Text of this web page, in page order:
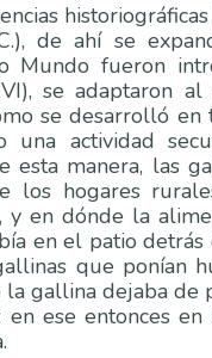
de ahí se
Mundo fueron
se adaptaron
se desarrolló
una actividad
esta manera, las
los hogares
y en dónde la
en el patio
que ponían
gallina dejaba de
en ese entonces